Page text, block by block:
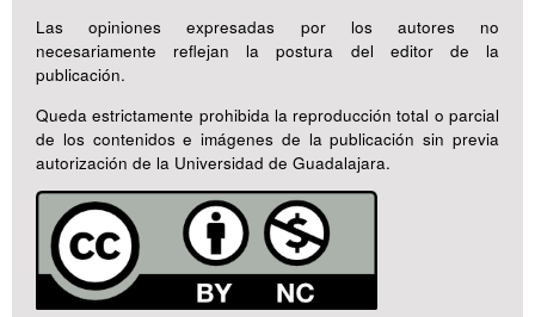
Las opiniones expresadas por los autores no
necesariamente reflejan la postura del editor de la
publicación.
Queda estrictamente prohibida la reproducción total o parcial
de los contenidos e imágenes de la publicación sin previa
autorización de la Universidad de Guadalajara.